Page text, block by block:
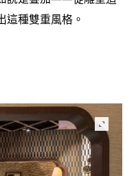
這種雙重風格。